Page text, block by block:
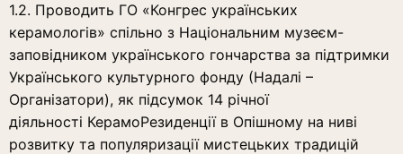
1.2. Проводить ГО «Конгрес українських
керамологів» спільно з Національним музеєм-
заповідником українського гончарства за підтримки
Українського культурного фонду (Надалі –
Організатори), як підсумок 14 річної
діяльності КерамоРезиденції в Опішному на ниві
розвитку та популяризації мистецьких традицій